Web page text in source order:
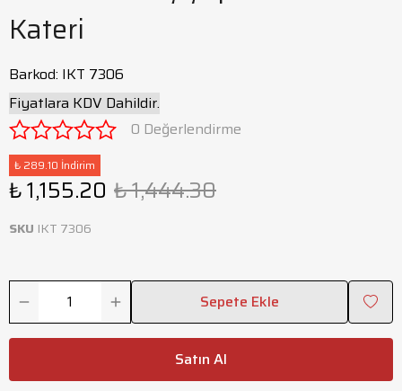
Kateri
Barkod: IKT 7306
Fiyatlara KDV Dahildir.
0 Değerlendirme
₺ 289.10 İndirim
₺ 1,155.20 ₺ 1,444.30
SKU IKT 7306
Sepete Ekle
Satın Al